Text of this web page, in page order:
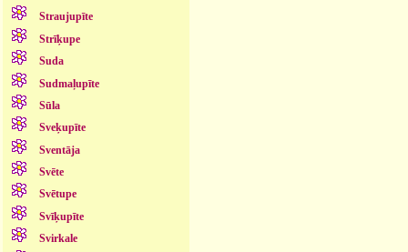
Straujupīte
Strīķupe
Suda
Sudmaļupīte
Sūla
Sveķupīte
Sventāja
Svēte
Svētupe
Svīķupīte
Svirkale